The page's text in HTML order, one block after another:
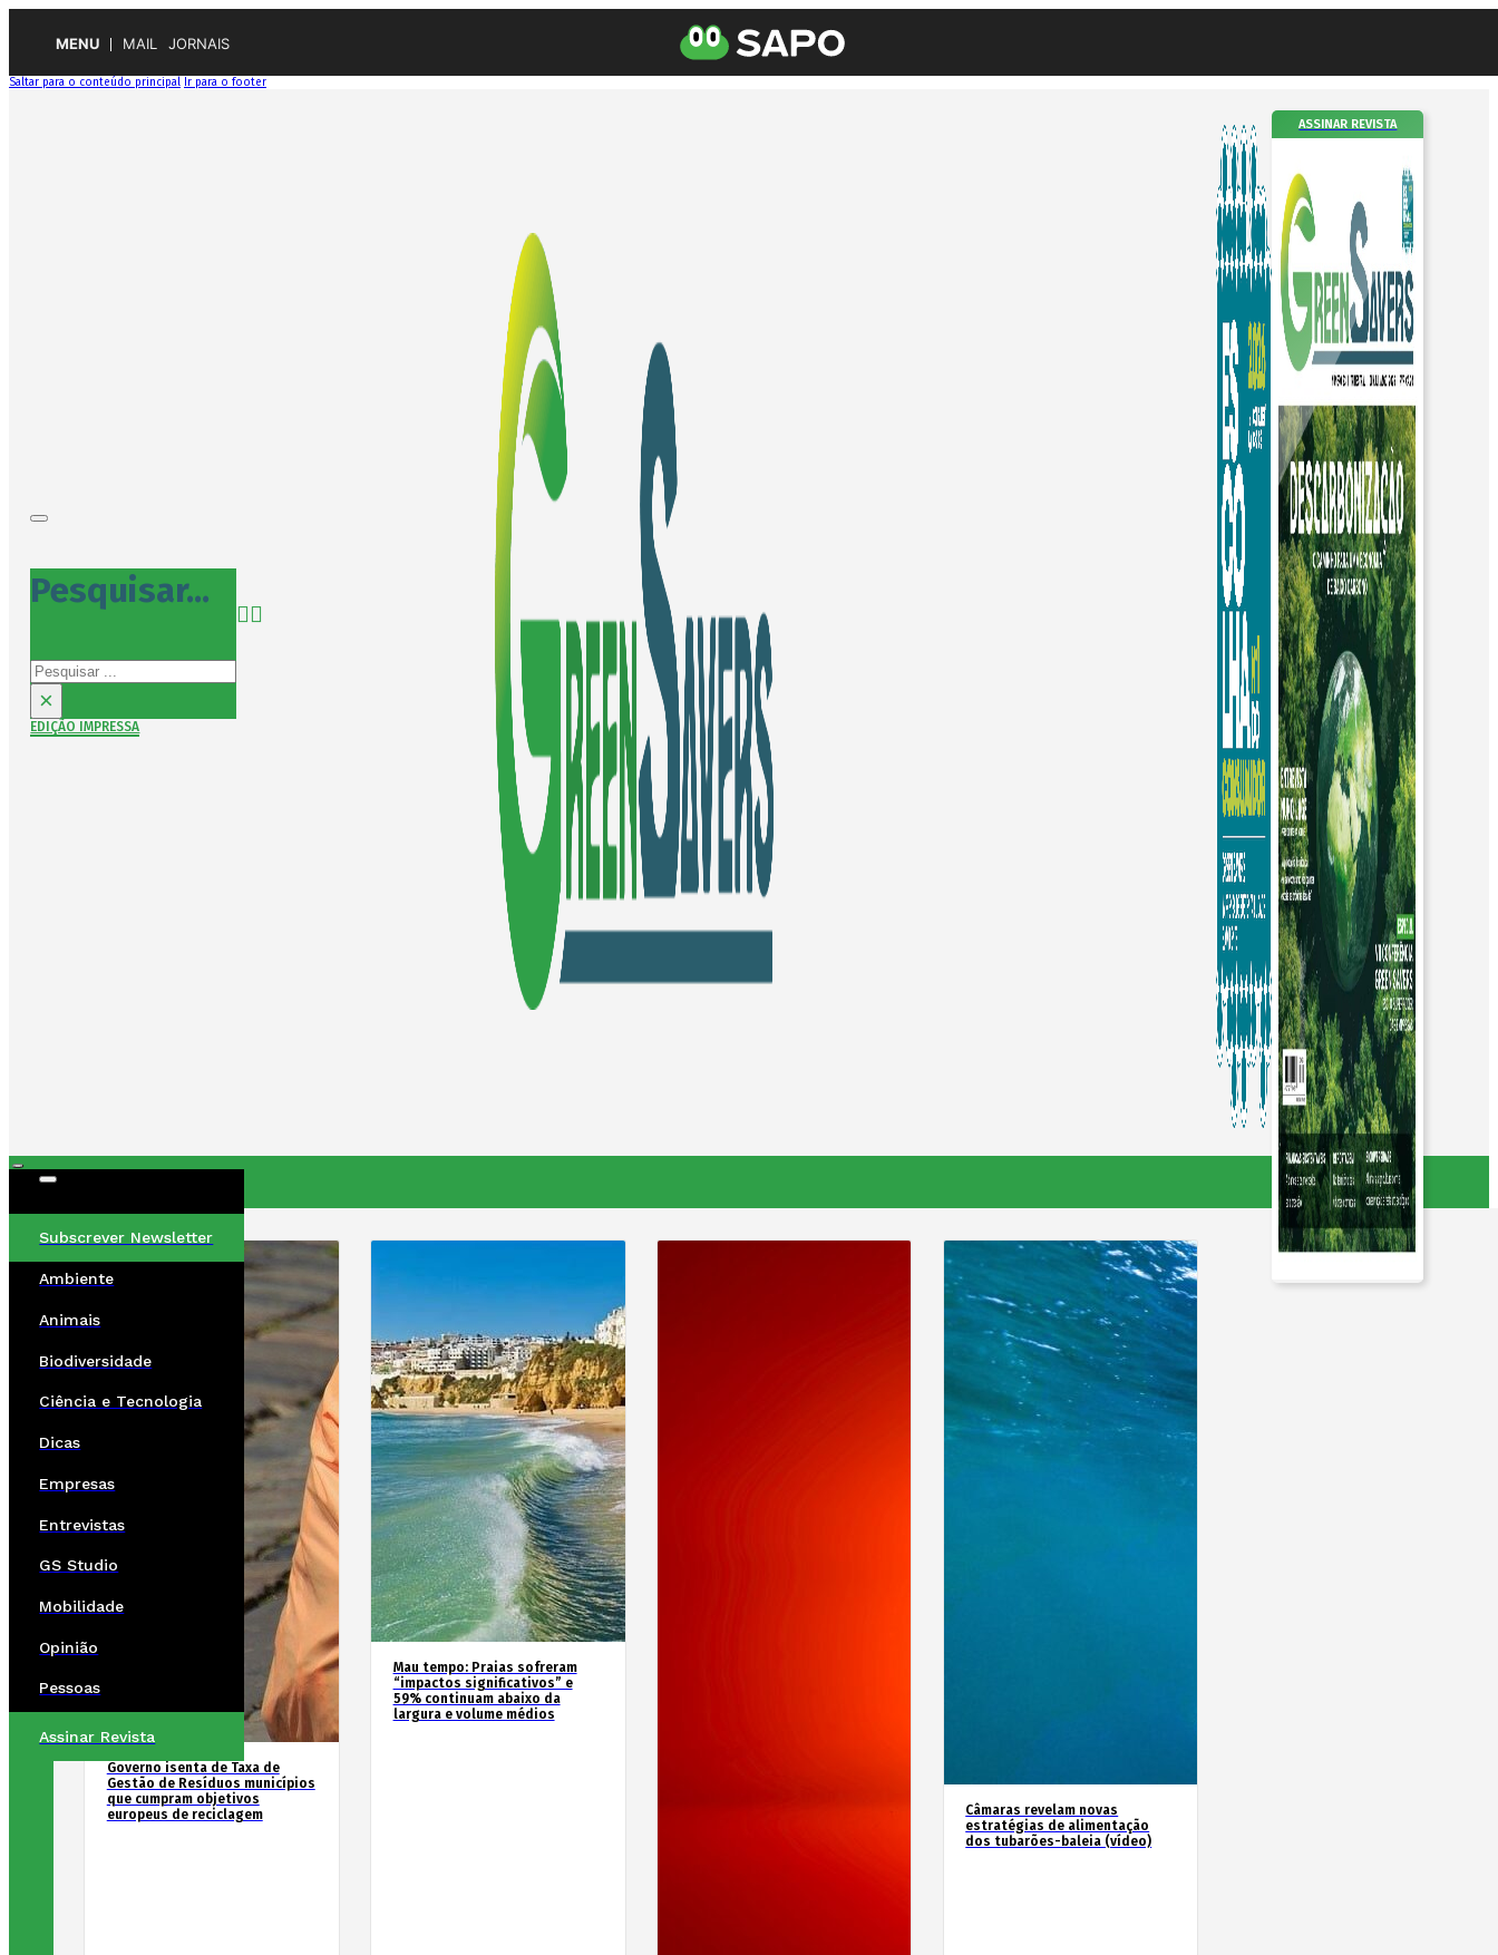
MENU MAIL JORNAIS
Saltar para o conteúdo principal Ir para o footer
Pesquisar...
Pesquisar
×
EDIÇÃO IMPRESSA
ASSINAR REVISTA
Subscrever Newsletter
Ambiente
Animais
Biodiversidade
Ciência e Tecnologia
Dicas
Empresas
Entrevistas
GS Studio
Mobilidade
Opinião
Pessoas
Assinar Revista
Governo isenta de Taxa de
Gestão de Resíduos municípios
que cumpram objetivos
europeus de reciclagem
Mau tempo: Praias sofreram
“impactos significativos” e
59% continuam abaixo da
largura e volume médios
Câmaras revelam novas
estratégias de alimentação
dos tubarões-baleia (vídeo)